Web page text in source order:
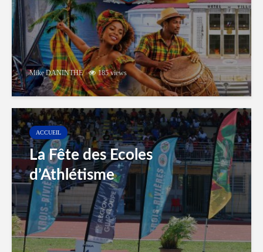
Mike DANINTHE 185 views
ACCUEIL
La Fête des Ecoles
d’Athlétisme